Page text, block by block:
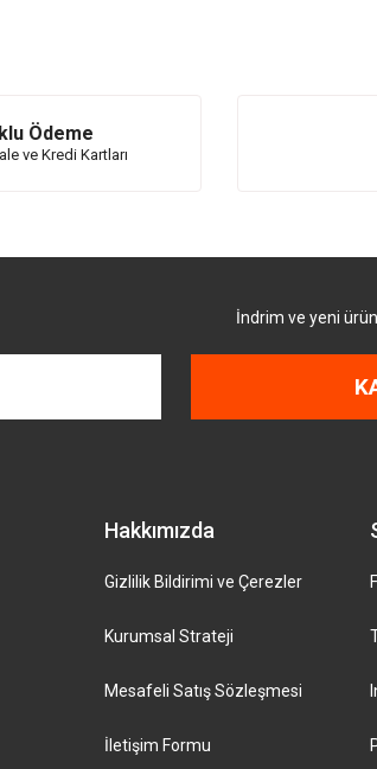
Ödeme
ve Kredi Kartları
İndrim ve yeni
Hakkımızda
Gizlilik Bildirimi ve Çerezler
Kurumsal Strateji
Mesafeli Satış Sözleşmesi
İletişim Formu